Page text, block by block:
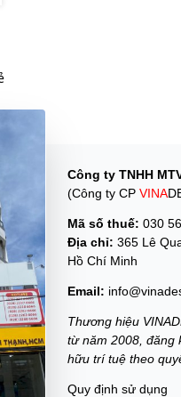
Công ty TNHH
(Công ty CP VINA
Mã số thuế: 030
Địa chỉ: 365 Lê
Hồ Chí Minh
Email:
Thương hiệu
từ năm 2008, đăng
hữu trí tuệ theo
Quy định sử dụng